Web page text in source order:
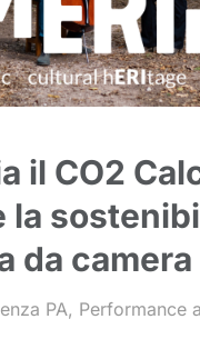
il CO2
la
da camera
PA, Performance